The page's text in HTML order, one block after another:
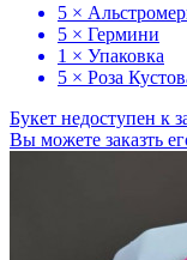
5 ×
5 × Гермини
1 × Упаковка
5 × Роза
Букет недоступен к
Вы можете заказть